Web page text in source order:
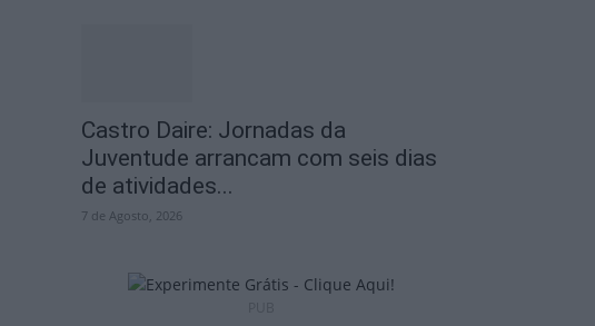
Castro Daire: Jornadas da
Juventude arrancam com seis dias
de atividades...
7 de Agosto, 2026